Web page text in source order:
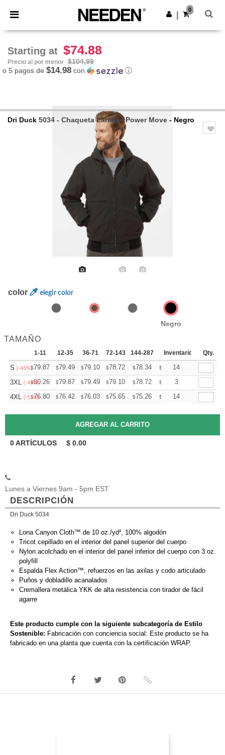
× App de Needen
¡Mejores precios en app!
Descargar app
0
Starting at $74.88
Precio al por menor $104,99
o 5 pagos de $14.98 con ⓘ
Dri Duck 5034 - Chaqueta Laramie Power Move - Negro
color elegir color
Negro
TAMAÑO
1-11 12-35 36-71 72-143 144-287 288 + Mas
Inventario Qty.
S (-45%)$79.87 $79.49 $79.10 $78.72 $78.34 $ 77.95
14
3XL (-49%)
$80.26 $79.87 $79.49 $79.10 $78.72 $ 78.34
3
4XL (-51%)
$76.80 $76.42 $76.03 $75.65 $75.26 $ 74.88
14
0ARTÍCULOS $ 0.00
Lunes a Viernes 9am - 5pm EST
DESCRIPCIÓN
Dri Duck 5034
Lona Canyon Cloth™ de 10 oz./yd², 100% algodón
Tricot cepillado en el interior del panel superior del cuerpo
Nylon acolchado en el interior del panel inferior del cuerpo con 3 oz.
polyfill
Espalda Flex Action™, refuerzos en las axilas y codo articulado
Puños y dobladillo acanalados
Cremallera metálica YKK de alta resistencia con tirador de fácil
agarre
Este producto cumple con la siguiente subcategoría de Estilo
Sostenible: Fabricación con conciencia social: Este producto se ha
fabricado en una planta que cuenta con la certificación WRAP.